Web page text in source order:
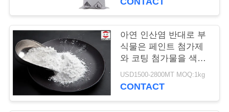
저
희
락
아연 인산염 반대로 부
식물은 페인트 첨가제
와 코팅 첨가물을 색칠
합니다
USD1500-2800MT MOQ:1kg
CONTACT